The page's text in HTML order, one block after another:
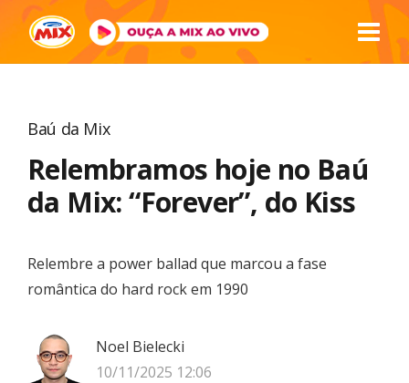
Baú da Mix
Relembramos hoje no Baú
da Mix: “Forever”, do Kiss
Relembre a power ballad que marcou a fase
romântica do hard rock em 1990
Noel Bielecki
10/11/2025 12:06